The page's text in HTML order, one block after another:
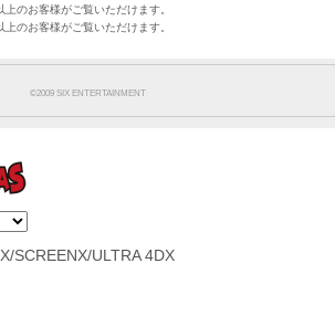
のお客様がご覧いただけます。
のお客様がご覧いただけます。
©︎2009 SIX ENTERTAINMENT
SCREENX/ULTRA 4DX